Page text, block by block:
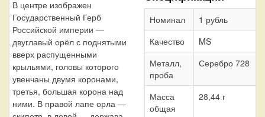
В центре изображен
Государственный Герб
Российской империи —
двуглавый орёл с поднятыми
вверх распущенными
крыльями, головы которого
увенчаны двумя коронами,
третья, большая корона над
ними. В правой лапе орла —
Номинал
1 рубль
Качество
MS
Металл,
проба
Серебро 728
Масса
общая
28,44 г